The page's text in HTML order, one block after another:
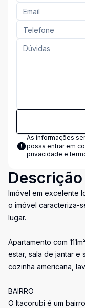
As informações
possa entrar em
privacidade e
Descrição
Imóvel em excelente
o imóvel caracteriza-
lugar.
Apartamento com
estar, sala de jantar e
cozinha americana,
BAIRRO
O Itacorubi é um